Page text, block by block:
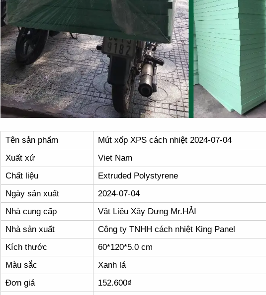
Tên sản phẩm
Mút xốp XPS cách nhiệt 2024-07-04
Xuất xứ
Viet Nam
Chất liệu
Extruded Polystyrene
Ngày sản xuất
2024-07-04
Nhà cung cấp
Vật Liệu Xây Dựng Mr.HẢI
Nhà sản xuất
Công ty TNHH cách nhiệt King Panel
Kích thước
60*120*5.0 cm
Màu sắc
Xanh lá
Đơn giá
152.600₫